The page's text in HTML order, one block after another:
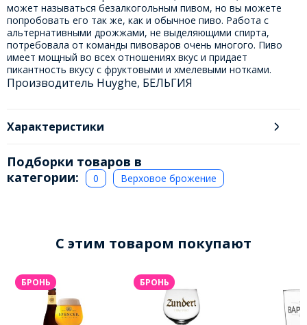
может называться безалкогольным пивом, но вы можете
попробовать его так же, как и обычное пиво. Работа с
альтернативными дрожжами, не выделяющими спирта,
потребовала от команды пивоваров очень многого. Пиво
имеет мощный во всех отношениях вкус и придает
пикантность вкусу с фруктовыми и хмелевыми нотками.
Производитель Huyghe, БЕЛЬГИЯ
Характеристики
Подборки товаров в
категории:
0 Верховое брожение
C этим товаром покупают
БРОНЬ БРОНЬ